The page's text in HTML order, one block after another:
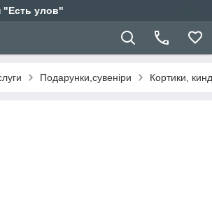
"Есть улов"
Подарунки,сувеніри Кортики,